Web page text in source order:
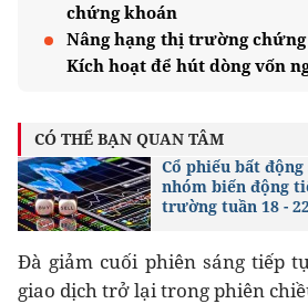
chứng khoán
Nâng hạng thị trường
Kích hoạt để hút dòng vốn
CÓ THỂ BẠN QUAN TÂM
Cổ phiếu bất
nhóm biến động
trường tuần 18 -
Đà giảm cuối phiên sáng tiếp
giao dịch trở lại trong phiên